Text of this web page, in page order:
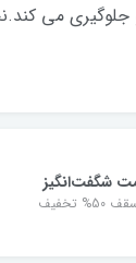
می
شگفت‌انگیز
تخفیف